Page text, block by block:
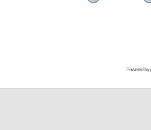
Powered by